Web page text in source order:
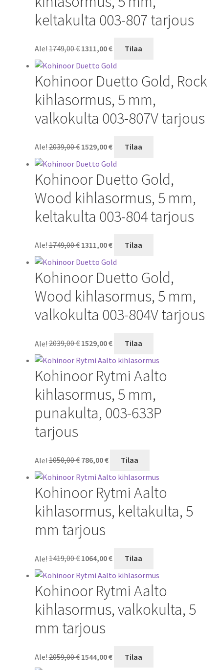
keltakulta 003-807 tarjous
Ale!1749,00€
hinta
oli:
1749,00 €.
1311,00€
on:
1311,00 €.
Tilaa
Kohinoor Duetto Gold, Rock
kihlasormus, 5 mm,
valkokulta 003-807V tarjous
Ale!2039,00€
hinta
oli:
2039,00 €.
1529,00€
on:
1529,00 €.
Tilaa
Kohinoor Duetto Gold,
Wood kihlasormus, 5 mm,
keltakulta 003-804 tarjous
Ale!1749,00€
hinta
oli:
1749,00 €.
1311,00€
on:
1311,00 €.
Tilaa
Kohinoor Duetto Gold,
Wood kihlasormus, 5 mm,
valkokulta 003-804V tarjous
Ale!2039,00€
hinta
oli:
2039,00 €.
1529,00€
on:
1529,00 €.
Tilaa
Kohinoor Rytmi Aalto
kihlasormus, 5 mm,
punakulta, 003-633P
tarjous
Ale!1050,00€
hinta
oli:
1050,00 €.
786,00€
on:
786,00 €.
Tilaa
Kohinoor Rytmi Aalto
kihlasormus, keltakulta, 5
mm tarjous
Ale!1419,00€
hinta
oli:
1419,00 €.
1064,00€
on:
1064,00 €.
Tilaa
Kohinoor Rytmi Aalto
kihlasormus, valkokulta, 5
mm tarjous
Ale!2059,00€
hinta
1544,00€ Tilaa